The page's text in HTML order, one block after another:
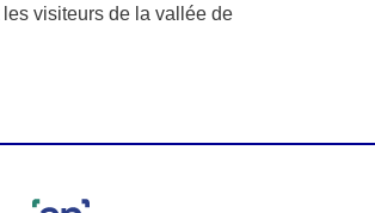
les visiteurs de la vallée de